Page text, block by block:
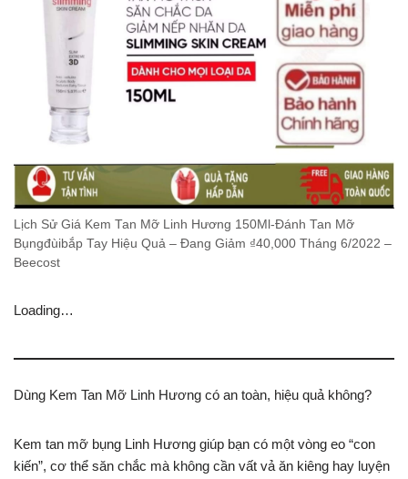
Lịch Sử Giá Kem Tan Mỡ Linh Hương 150Ml-Đánh Tan Mỡ
Bụngđùibắp Tay Hiệu Quả – Đang Giảm ₫40,000 Tháng 6/2022 –
Beecost
Loading…
Dùng Kem Tan Mỡ Linh Hương có an toàn, hiệu quả không?
Kem tan mỡ bụng Linh Hương giúp bạn có một vòng eo “con
kiến”, cơ thể săn chắc mà không cần vất vả ăn kiêng hay luyện